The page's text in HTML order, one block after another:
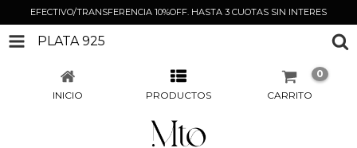
EFECTIVO/TRANSFERENCIA 10%OFF. HASTA 3 CUOTAS SIN INTERES
PLATA 925
INICIO PRODUCTOS CARRITO
0